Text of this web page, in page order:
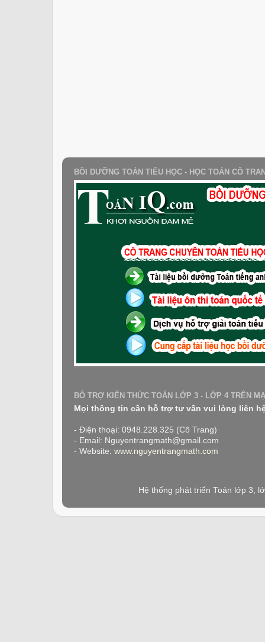
BỒI DƯỠNG TOÁN TIỂU HỌC - HỌC TOÁN CÔ
BỔ TRỢ KIẾN THỨC TOÁN LỚP 3 - LỚP 4 TRÊN
Mọi thông tin cần hỗ trợ tư vấn vui lòng liên
- Điện thoại: 0948.228.325 (Cô Trang)
- Email: Nguyentrangmath@gmail.com
- Website: www.nguyentrangmath.com
Hệ thống phát triển Toán lớp 3,